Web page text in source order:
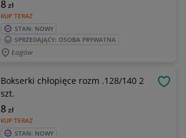
KUP TERAZ
8zł
STAN: NOWY
SPRZEDAJĄCY: OSOBA PRYWATNA
Łagów
Bokserki chłopięce rozm .128/140 2
szt.
KUP TERAZ
8zł
STAN: NOWY